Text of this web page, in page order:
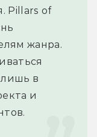
Pillars of
жанра.
в
и